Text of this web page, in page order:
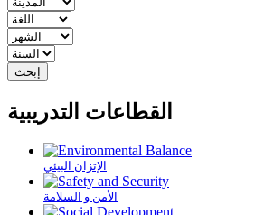
القطاعات التدريبية
الإتزان البيئي
الأمن و السلامة